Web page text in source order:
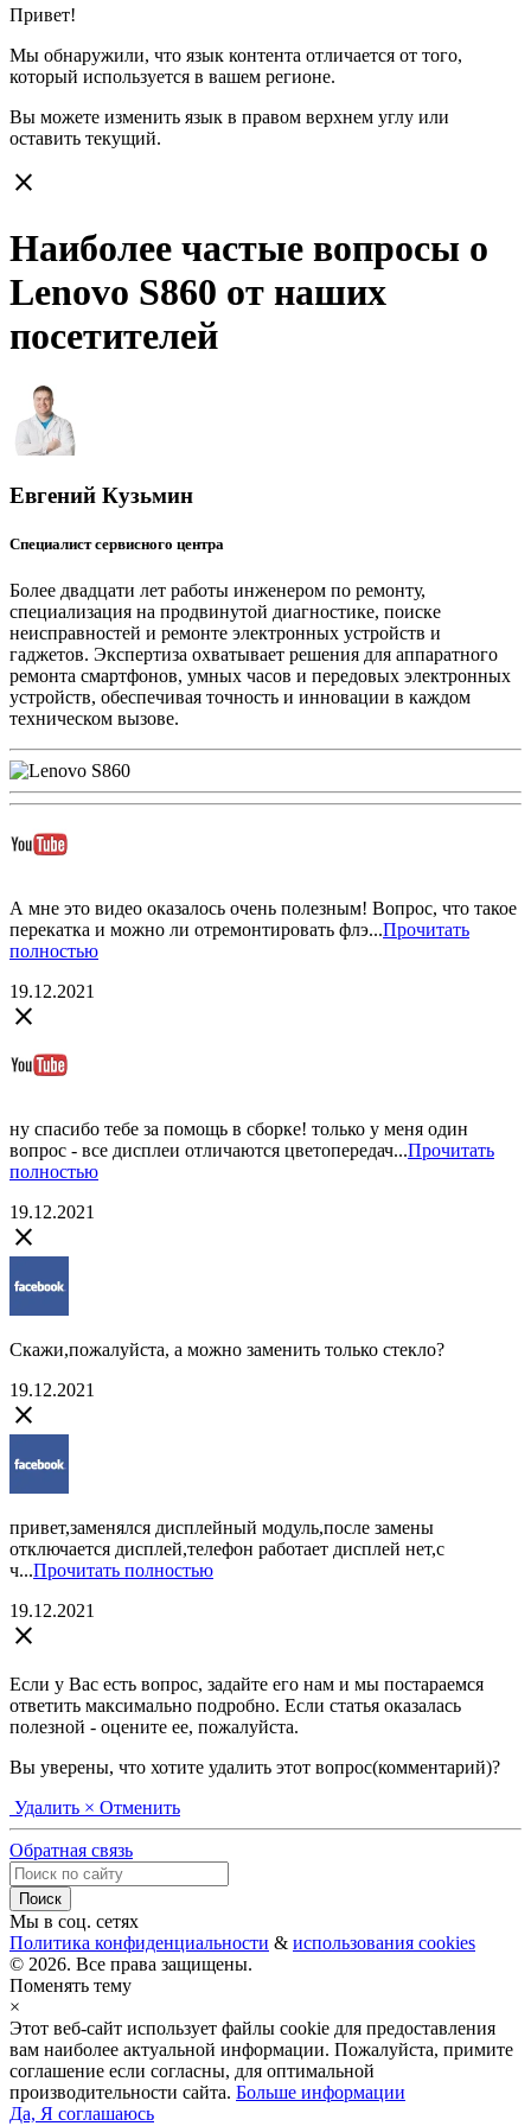
Привет!
Мы обнаружили, что язык контента отличается от того,
который используется в вашем регионе.
Вы можете изменить язык в правом верхнем углу или
оставить текущий.
close
Наиболее частые вопросы о
Lenovo S860 от наших
посетителей
Евгений Кузьмин
Специалист сервисного центра
Более двадцати лет работы инженером по ремонту,
специализация на продвинутой диагностике, поиске
неисправностей и ремонте электронных устройств и
гаджетов. Экспертиза охватывает решения для аппаратного
ремонта смартфонов, умных часов и передовых электронных
устройств, обеспечивая точность и инновации в каждом
техническом вызове.
А мне это видео оказалось очень полезным! Вопрос, что такое
перекатка и можно ли отремонтировать флэ...Прочитать
полностью
19.12.2021
close
ну спасибо тебе за помощь в сборке! только у меня один
вопрос - все дисплеи отличаются цветопередач...Прочитать
полностью
19.12.2021
close
Скажи,пожалуйста, а можно заменить только стекло?
19.12.2021
close
привет,заменялся дисплейный модуль,после замены
отключается дисплей,телефон работает дисплей нет,с
ч...Прочитать полностью
19.12.2021
close
Если у Вас есть вопрос, задайте его нам и мы постараемся
ответить максимально подробно. Если статья оказалась
полезной - оцените ее, пожалуйста.
Вы уверены, что хотите удалить этот вопрос(комментарий)?
Удалить × Отменить
Обратная связь
Мы в соц. сетях
Политика конфиденциальности & использования cookies
© 2026. Все права защищены.
Поменять тему
×
Этот веб-сайт использует файлы cookie для предоставления
вам наиболее актуальной информации. Пожалуйста, примите
соглашение если согласны, для оптимальной
производительности сайта. Больше информации
Да, Я соглашаюсь